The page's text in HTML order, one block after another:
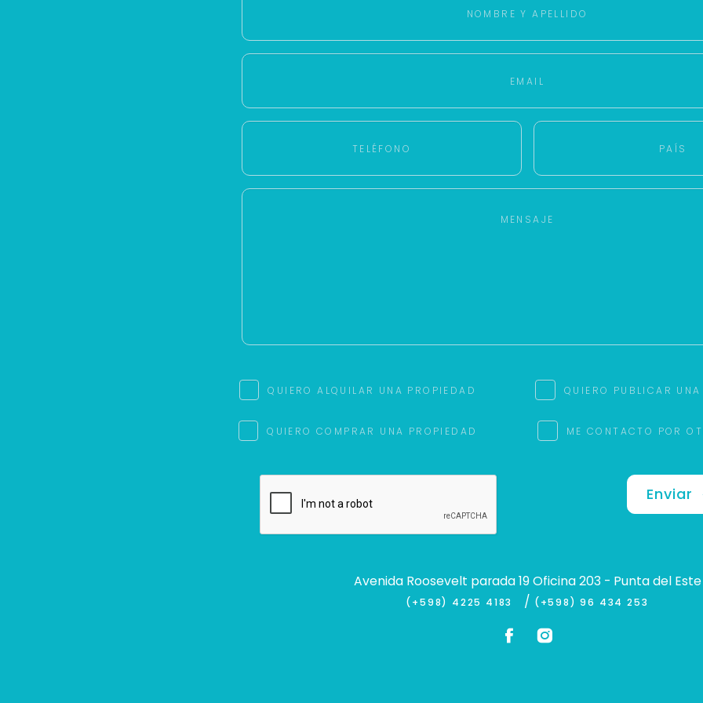
QUIERO ALQUILAR UNA PROPIEDAD QUIERO PUBLICAR
QUIERO COMPRAR UNA PROPIEDAD ME CONTACTO POR
Enviar
Avenida Roosevelt parada 19 Oficina 203 - Punta del Este
(+598) 4225 4183 / (+598) 96 434 253